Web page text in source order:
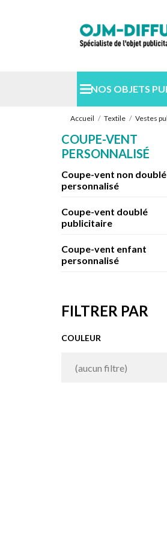
NOS OBJETS
Accueil Textile Vestes
COUPE-VENT
PERSONNALISÉ
Coupe-vent non doublé
personnalisé
Coupe-vent doublé
publicitaire
Coupe-vent enfant
personnalisé
FILTRER PAR
COULEUR
(aucun filtre)